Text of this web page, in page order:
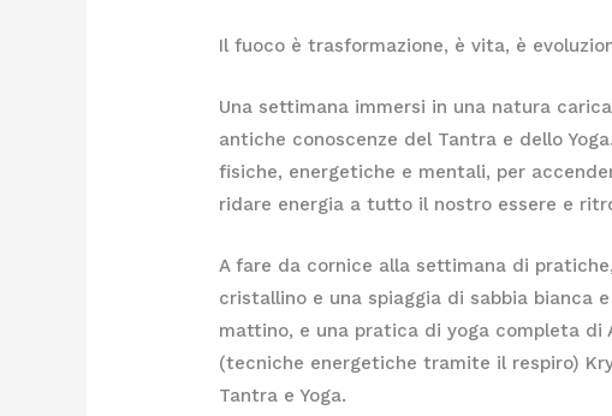
Il fuoco è trasformazione, è vita, è
Una settimana immersi in una natura
antiche conoscenze del Tantra e dello
fisiche, energetiche e mentali, per
ridare energia a tutto il nostro essere e
A fare da cornice alla settimana di
cristallino e una spiaggia di sabbia bianca
mattino, e una pratica di yoga completa di
(tecniche energetiche tramite il respiro)
Tantra e Yoga.